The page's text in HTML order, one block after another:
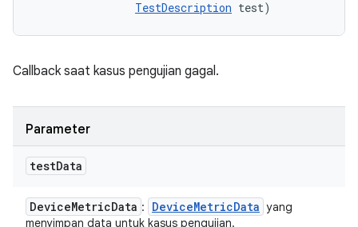
TestDescription test)
Callback saat kasus pengujian gagal.
Parameter
testData
DeviceMetricData : DeviceMetricData yang
menyimpan data untuk kasus pengujian.